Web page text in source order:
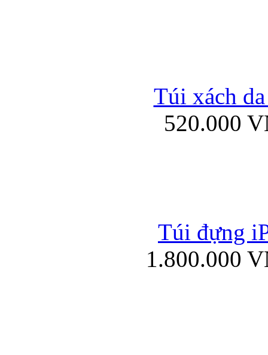
Bao da iPad
Túi xách da
Túi xách
520.000
Túi đựng
1.800.000